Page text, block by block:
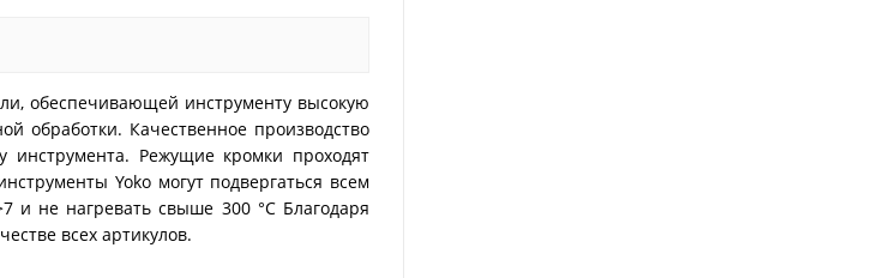
обеспечивающей инструменту высокую
обработки. Качественное производство
инструмента. Режущие кромки проходят
Yoko могут подвергаться всем
и не нагревать свыше 300 °C Благодаря
всех артикулов.